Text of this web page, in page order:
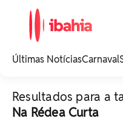
noticias e
Últimas NotíciasCarnaval
Resultados para a
Na Rédea Curta